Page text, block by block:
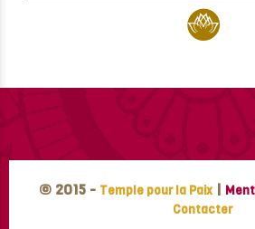
© 2015 - Temple pour la Paix |
Contacter